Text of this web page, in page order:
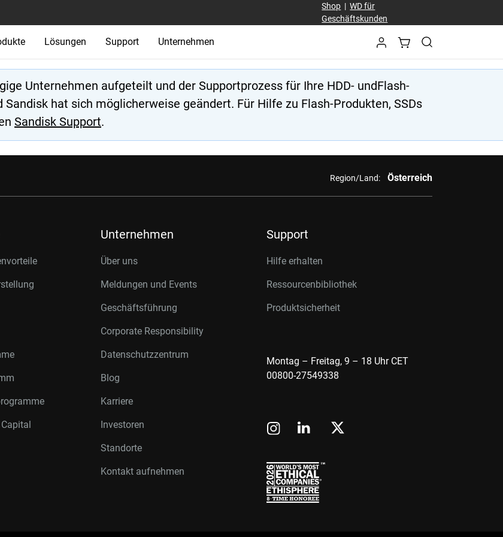
Shop |WD für
Geschäftskunden
Lösungen Support Unternehmen
Unternehmen aufgeteilt und der Supportprozess für Ihre HDD- undFlash-
hat sich möglicherweise geändert. Für Hilfe zu Flash-Produkten, SSDs
Sandisk Support.
Region/Land: Österreich
Unternehmen
Über uns
Meldungen und Events
Geschäftsführung
Corporate Responsibility
Datenschutzzentrum
Blog
Karriere
Investoren
Standorte
Kontakt aufnehmen
Support
Hilfe erhalten
Ressourcenbibliothek
Produktsicherheit
Montag – Freitag, 9 – 18 Uhr CET
00800-27549338